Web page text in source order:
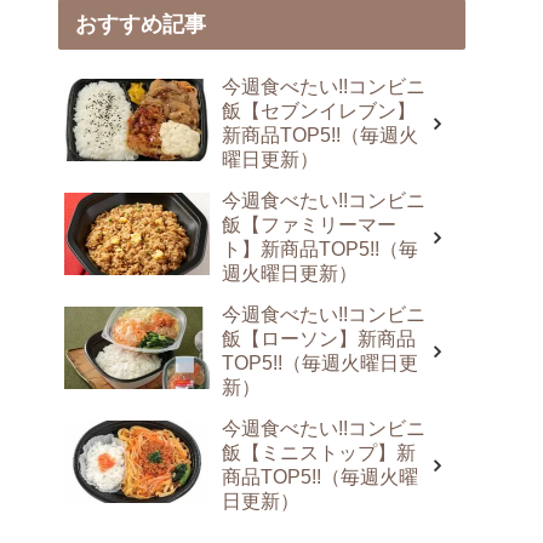
おすすめ記事
今週食べたい!!コンビニ
飯【セブンイレブン】
新商品TOP5!!（毎週火
曜日更新）
今週食べたい!!コンビニ
飯【ファミリーマー
ト】新商品TOP5!!（毎
週火曜日更新）
今週食べたい!!コンビニ
飯【ローソン】新商品
TOP5!!（毎週火曜日更
新）
今週食べたい!!コンビニ
飯【ミニストップ】新
商品TOP5!!（毎週火曜
日更新）